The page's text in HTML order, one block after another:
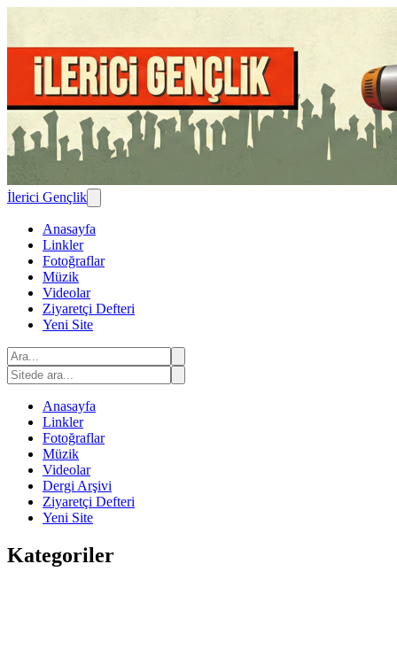
İlerici Gençlik
Anasayfa
Linkler
Fotoğraflar
Müzik
Videolar
Ziyaretçi Defteri
Yeni Site
Anasayfa
Linkler
Fotoğraflar
Müzik
Videolar
Dergi Arşivi
Ziyaretçi Defteri
Yeni Site
Kategoriler